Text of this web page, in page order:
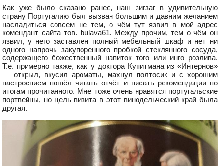
Как уже было сказано ранее, наш зигзаг в удивительную
страну Португалию был вызван большим и давним желанием
насладиться совсем не тем, о чём тут язвил в мой адрес
комендант сайта тов. bulava61. Между прочим, тем о чём он
язвил, у него заставлен полный мебельный шкаф и нет ни
одного напрочь закупоренного пробкой стеклянного сосуда,
содержащего божественный напиток того или инго розлива.
Т.е. примерно также, как у доктора Купитмана из «Интернов»
— открыл, вкусил ароматы, махнул полтосик и с хорошим
настроением пошёл читать отчёт и писать рекомендации по
итогам прочитанного. Мне тоже очень нравятся португальские
портвейны, но цель визита в этот винодельческий край была
другая.